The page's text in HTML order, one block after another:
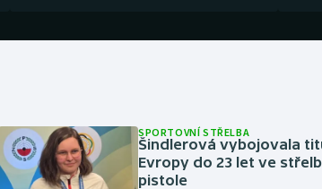
SPORTOVNÍ STŘELBA
Šindlerová vybojovala
Evropy do 23 let ve
pistole